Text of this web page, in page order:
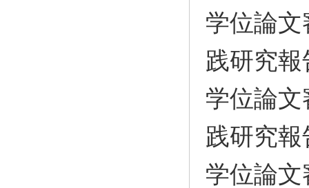
学位論
践研究
学位論
践研究
学位論